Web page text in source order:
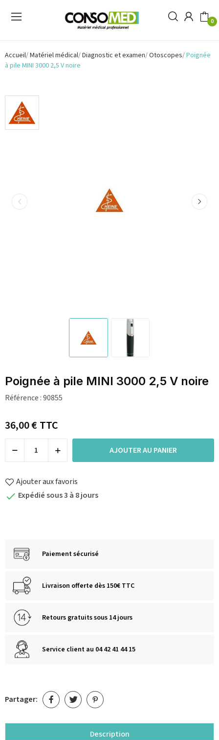
0
Accueil Matériel médical Diagnostic et examen Otoscopes Poignée
à pile MINI 3000 2,5 V noire
Poignée à pile MINI 3000 2,5 V noire
Référence :90855
36,00 €TTC
AJOUTER AU PANIER
Ajouter aux favoris
 Expédié sous 3 à 8 jours
Paiement sécurisé
Livraison offerte dès 150€ TTC
Retours gratuits sous 14 jours
Service client au 04 42 41 44 15
Partager:
Description